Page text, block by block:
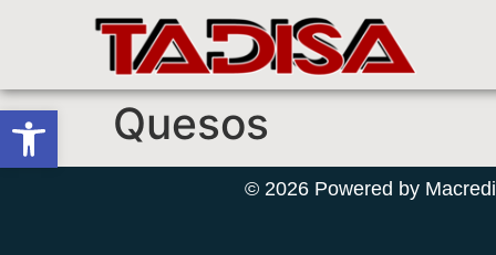
Abrir barra de herramientas
Quesos
© 2026 Powered by